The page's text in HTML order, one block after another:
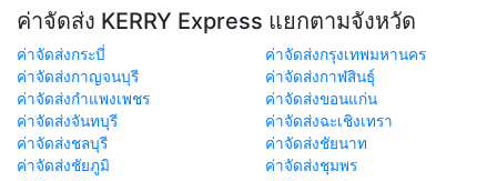
ค่าจัดส่ง KERRY Express แยกตามจังหวัด
ค่าจัดส่งกระบี่
ค่าจัดส่งกรุงเทพมหานคร
ค่าจัดส่งกาญจนบุรี
ค่าจัดส่งกาฬสินธุ์
ค่าจัดส่งกำแพงเพชร
ค่าจัดส่งขอนแก่น
ค่าจัดส่งจันทบุรี
ค่าจัดส่งฉะเชิงเทรา
ค่าจัดส่งชลบุรี
ค่าจัดส่งชัยนาท
ค่าจัดส่งชัยภูมิ
ค่าจัดส่งชุมพร